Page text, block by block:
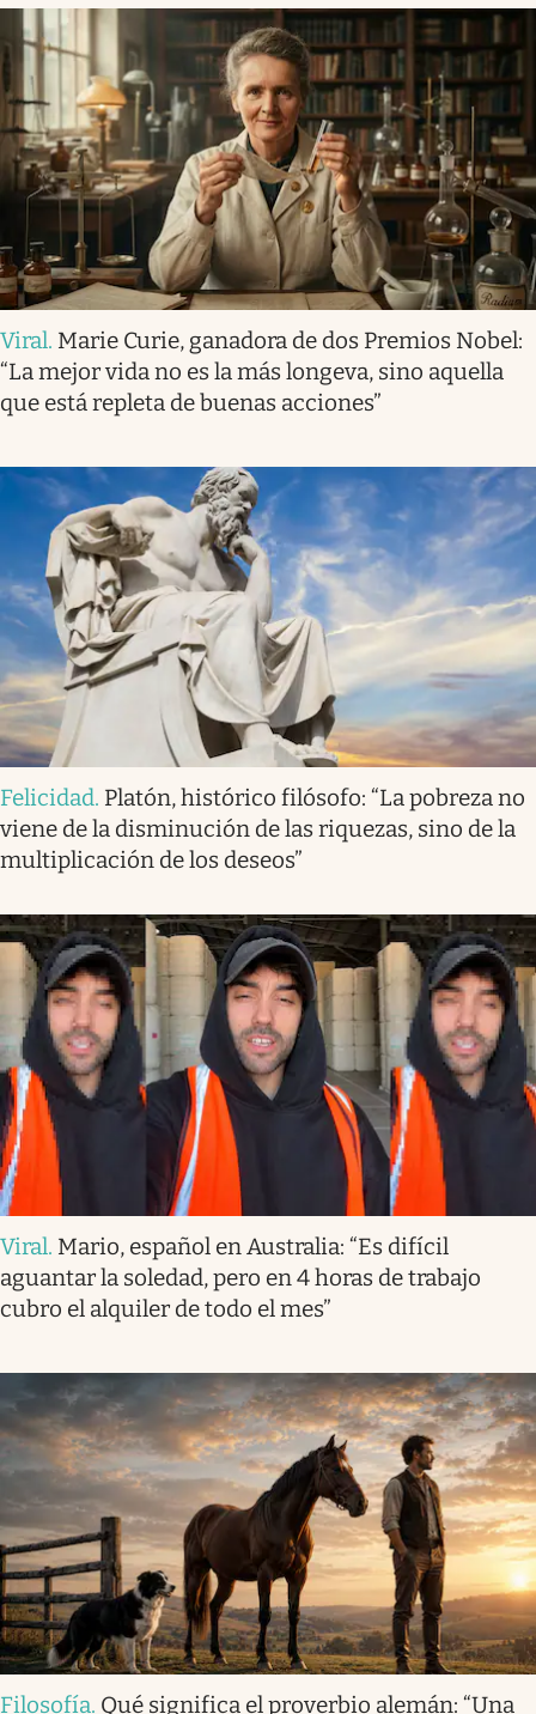
Viral. Marie Curie, ganadora de dos Premios Nobel:
“La mejor vida no es la más longeva, sino aquella
que está repleta de buenas acciones”
Felicidad. Platón, histórico filósofo: “La pobreza no
viene de la disminución de las riquezas, sino de la
multiplicación de los deseos”
Viral. Mario, español en Australia: “Es difícil
aguantar la soledad, pero en 4 horas de trabajo
cubro el alquiler de todo el mes”
Filosofía. Qué significa el proverbio alemán: “Una